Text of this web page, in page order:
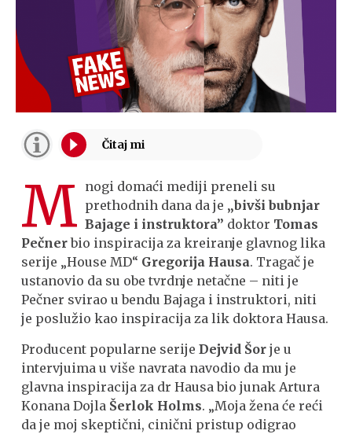
PRIJAVI LAŽNU VEST!
M nogi domaći mediji preneli su
prethodnih dana da je „bivši bubnjar
Bajage i instruktora” doktor Tomas
Pečnerbio inspiracija za kreiranje glavnog lika
serije „House MD“ Gregorija Hausa. Tragač je
ustanovio da su obe tvrdnje netačne – niti je
Pečner svirao u bendu Bajaga i instruktori, niti
je poslužio kao inspiracija za lik doktora Hausa.
Producent popularne serijeDejvid Šorje u
intervjuima u više navrata navodio da mu je
glavna inspiracija za dr Hausa bio junak Artura
Konana Dojla Šerlok Holms. „Moja žena će reći
da je moj skeptični, cinični pristup odigrao